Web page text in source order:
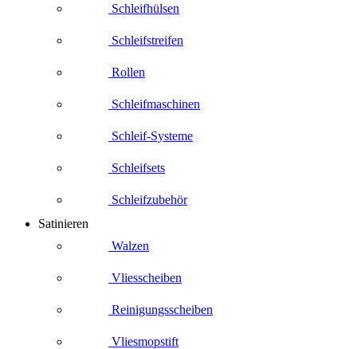
Schleifhülsen
Schleifstreifen
Rollen
Schleifmaschinen
Schleif-Systeme
Schleifsets
Schleifzubehör
Satinieren
Walzen
Vliesscheiben
Reinigungsscheiben
Vliesmopstift